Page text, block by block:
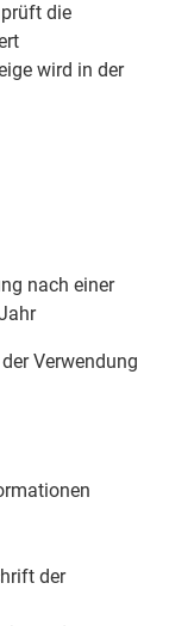
die
wird in der
nach einer
Verwendung
der